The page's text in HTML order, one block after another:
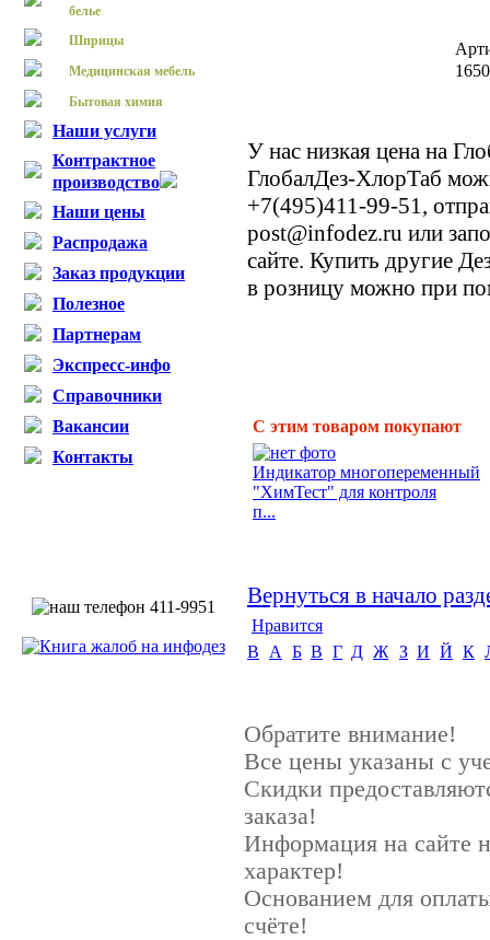
белье
Шприцы
Медицинская мебель
Бытовая химия
Наши услуги
Контрактное
производство
Наши цены
Распродажа
Заказ продукции
Полезное
Партнерам
Экспресс-инфо
Справочники
Вакансии
Контакты
У нас низкая цена на
ГлобалДез-ХлорТаб
+7(495)411-99-51,
post@infodez.ru или
сайте. Купить другие
в розницу можно при
С этим товаром покупают
Индикатор многопеременный
"ХимТест" для контроля
п...
Вернуться в начало
Нравится
B
А Б В Г Д Ж З И Й К
Обратите внимание!
Все цены указаны с
Скидки
заказа!
Информация на сайте
характер!
Основанием для
счёте!